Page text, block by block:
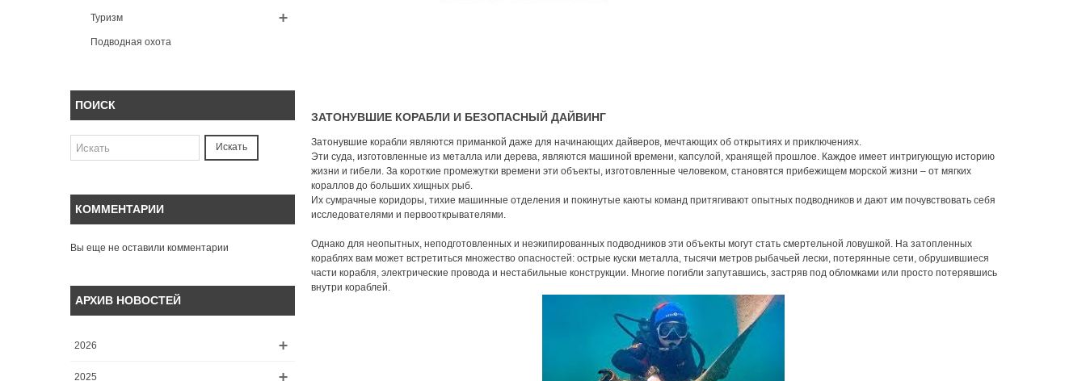
Туризм
Подводная охота
ПОИСК
Искать
КОММЕНТАРИИ
Вы еще не оставили комментарии
АРХИВ НОВОСТЕЙ
2026
2025
ЗАТОНУВШИЕ КОРАБЛИ И БЕЗОПАСНЫЙ ДАЙВИНГ
Затонувшие корабли являются приманкой даже для начинающих дайверов, мечтающих об открытиях и приключениях.
Эти суда, изготовленные из металла или дерева, являются машиной времени, капсулой, хранящей прошлое. Каждое имеет интригующую историю
жизни и гибели. За короткие промежутки времени эти объекты, изготовленные человеком, становятся прибежищем морской жизни – от мягких
кораллов до больших хищных рыб.
Их сумрачные коридоры, тихие машинные отделения и покинутые каюты команд притягивают опытных подводников и дают им почувствовать себя
исследователями и первооткрывателями.
Однако для неопытных, неподготовленных и неэкипированных подводников эти объекты могут стать смертельной ловушкой. На затопленных
кораблях вам может встретиться множество опасностей: острые куски металла, тысячи метров рыбачьей лески, потерянные сети, обрушившиеся
части корабля, электрические провода и нестабильные конструкции. Многие погибли запутавшись, застряв под обломками или просто потерявшись
внутри кораблей.